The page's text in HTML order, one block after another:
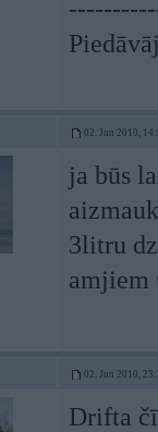
02. Jun 2010,
ja būs
3litru
amjiem
02. Jun 2010,
Drifta